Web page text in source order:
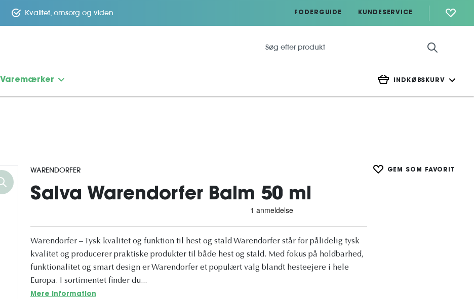
Kvalitet, omsorg og viden FODERGUIDE KUNDESERVICE
Varemærker INDKØBSKURV
WARENDORFER GEM SOM FAVORIT
Salva Warendorfer Balm 50 ml
Warendorfer – Tysk kvalitet og funktion til hest og stald Warendorfer står for pålidelig tysk
kvalitet og producerer praktiske produkter til både hest og stald. Med fokus på holdbarhed,
funktionalitet og smart design er Warendorfer et populært valg blandt hesteejere i hele
Europa. I sortimentet finder du...
Mere information